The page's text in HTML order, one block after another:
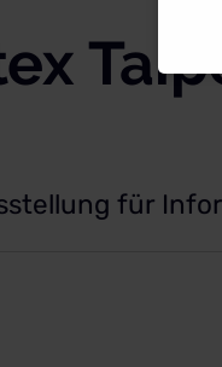
für